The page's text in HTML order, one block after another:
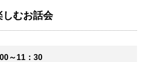
しむお話会
～11：30